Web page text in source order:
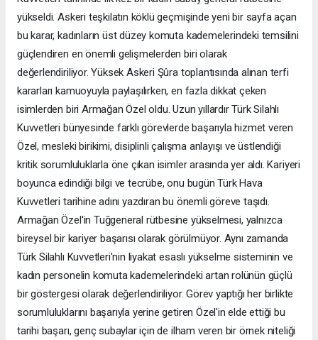
yükseldi. Askeri teşkilatın köklü geçmişinde yeni bir sayfa açan
bu karar, kadınların üst düzey komuta kademelerindeki temsilini
güçlendiren en önemli gelişmelerden biri olarak
değerlendiriliyor. Yüksek Askeri Şûra toplantısında alınan terfi
kararları kamuoyuyla paylaşılırken, en fazla dikkat çeken
isimlerden biri Armağan Özel oldu. Uzun yıllardır Türk Silahlı
Kuvvetleri bünyesinde farklı görevlerde başarıyla hizmet veren
Özel, mesleki birikimi, disiplinli çalışma anlayışı ve üstlendiği
kritik sorumluluklarla öne çıkan isimler arasında yer aldı. Kariyeri
boyunca edindiği bilgi ve tecrübe, onu bugün Türk Hava
Kuvvetleri tarihine adını yazdıran bu önemli göreve taşıdı.
Armağan Özel'in Tuğgeneral rütbesine yükselmesi, yalnızca
bireysel bir kariyer başarısı olarak görülmüyor. Aynı zamanda
Türk Silahlı Kuvvetleri'nin liyakat esaslı yükselme sisteminin ve
kadın personelin komuta kademelerindeki artan rolünün güçlü
bir göstergesi olarak değerlendiriliyor. Görev yaptığı her birlikte
sorumluluklarını başarıyla yerine getiren Özel'in elde ettiği bu
tarihi başarı, genç subaylar için de ilham veren bir örnek niteliği